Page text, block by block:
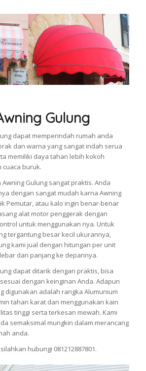
Gulung
dapat memperindah rumah anda
dan warna yang sangat indah serua
memiliki daya tahan lebih kokoh
buruk.
Gulung sangat praktis. Anda
dengan sangat mudah karna Awning
Pemutar, atau kalo ingin benar-benar
alat motor penggerak dengan
untuk menggunakan nya. Untuk
tergantung besar kecil ukurannya,
kami jual dengan hitungan per unit
dan panjang ke depannya.
dapat ditarik dengan praktis, bisa
dengan keinginan Anda. Adapun
digunakan adalah rangka Alumunium
tahan karat dan menggunakan kain
tinggi serta terkesan mewah. Kami
semaksimal mungkin dalam merancang
anda.
hubungi 081212887801.